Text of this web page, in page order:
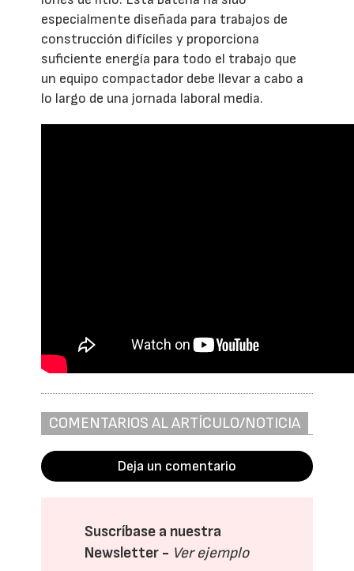
especialmente diseñada para trabajos de
construcción difíciles y proporciona
suficiente energía para todo el trabajo que
un equipo compactador debe llevar a cabo a
lo largo de una jornada laboral media.
COMENTARIOS AL ARTÍCULO/NOTICIA
Deja un comentario
Suscríbase a nuestra
Newsletter - Ver ejemplo